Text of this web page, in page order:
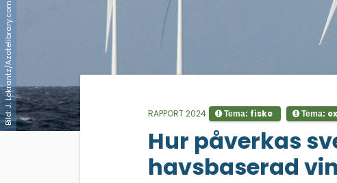
Bild: J. Lokrantz/Azotelibrary.com
;
RAPPORT 2024 Tema: fiske Tema:
Hur påverkas
havsbaserad